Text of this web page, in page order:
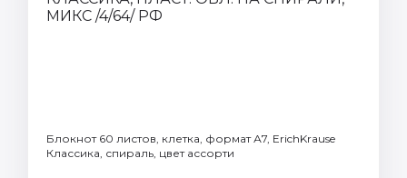
Блокнот 60 листов, клетка, формат А7, ErichKrause
Классика, спираль, цвет ассорти